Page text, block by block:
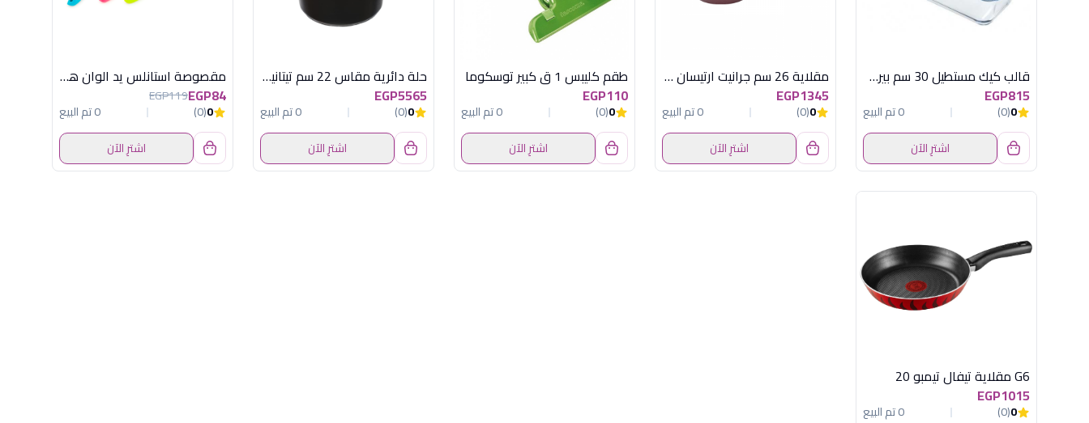
قالب كيك مستطيل 30 سم بيركس
EGP815
0
(0)
0 تم البيع
اشترِ الآن
مقلاية 26 سم جرانيت ارتيسان نبيتى بيركس
EGP1345
0
(0)
0 تم البيع
اشترِ الآن
طقم كليبس 1 ق كبير توسكوما
EGP110
0
(0)
0 تم البيع
اشترِ الآن
حلة دائرية مقاس 22 سم تيتانيوم إي إم تي (AMT - 22cm Round Titanium Pot)
EGP5565
0
(0)
0 تم البيع
اشترِ الآن
مقصوصة استانلس يد الوان هابى هوم
EGP84
EGP119
0
(0)
0 تم البيع
اشترِ الآن
G6 مقلاية تيفال تيمبو 20
EGP1015
0
(0)
0 تم البيع